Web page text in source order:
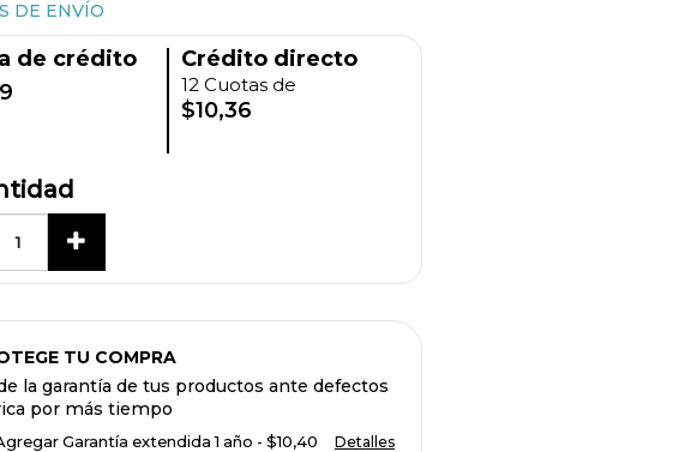
DE ENVÍO
de crédito
Crédito directo
12 Cuotas de
$10,36
TU COMPRA
la garantía de tus productos ante defectos
por más tiempo
Garantía extendida 1 año - $10,40 Detalles